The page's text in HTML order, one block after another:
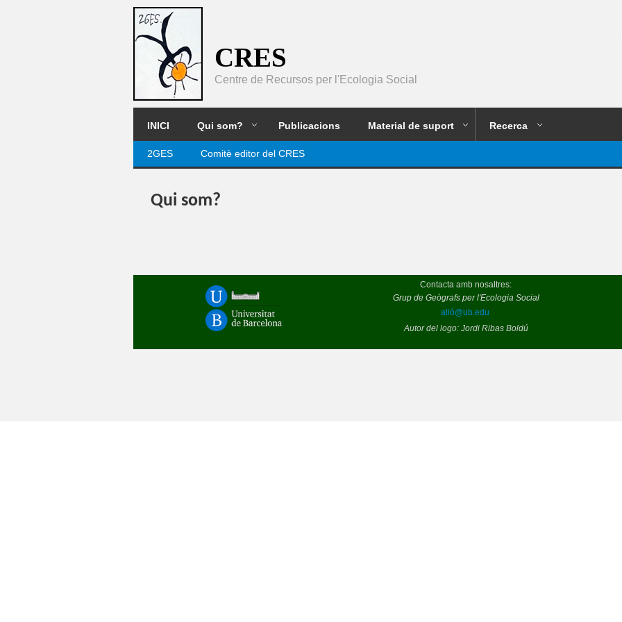
CRES
Centre de Recursos per l'Ecologia Social
INICI Qui som?
2GES Comitè editor del CRES
Publicacions Material de suport Recerca
Qui som?
Contacta amb nosaltres:
Grup de Geògrafs per l'Ecologia Social
alió@ub.edu
Autor del logo: Jordi Ribas Boldú